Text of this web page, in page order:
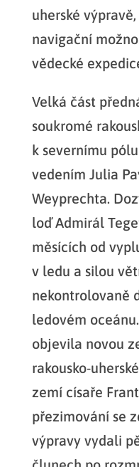
uherské
navigační
vědecké
Velká část
soukromé
k severnímu
vedením Julia
Weyprechta.
loď Admirál
měsících od
v ledu a silou
nekontrolovaně
ledovém
objevila novou
rakousko-
zemí císaře
přezimování se
výpravy vydali